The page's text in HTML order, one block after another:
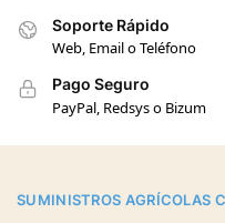
Soporte Rápido
Web, Email o Teléfono
Pago Seguro
PayPal, Redsys o Bizum
SUMINISTROS AGRÍCOLAS